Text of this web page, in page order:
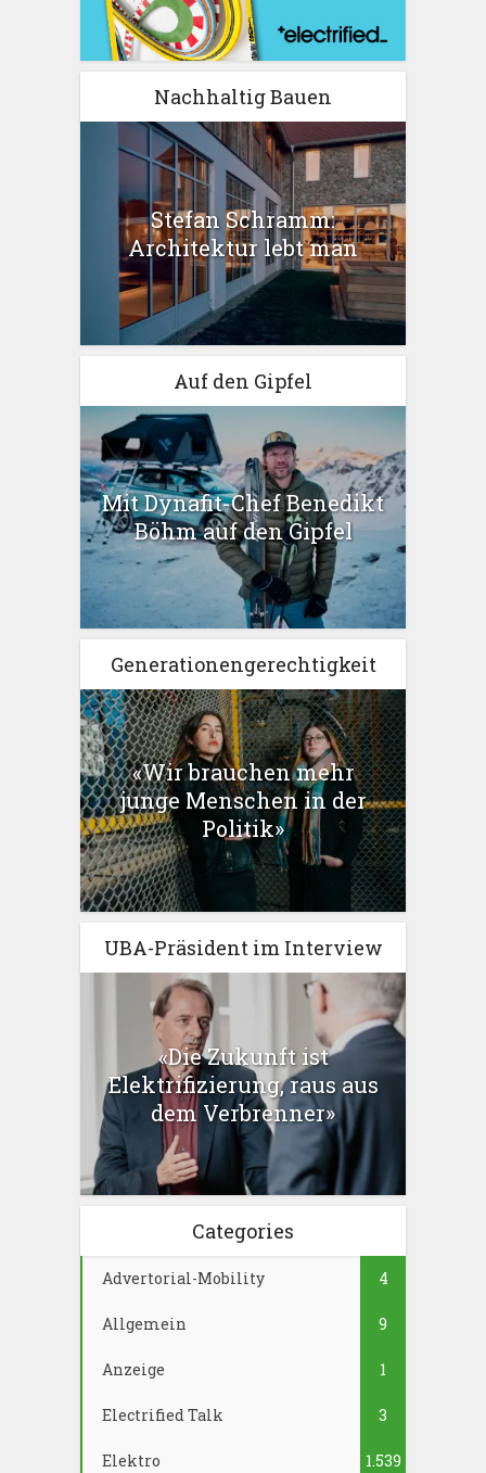
Nachhaltig Bauen
Stefan Schramm:
Architektur lebt man
Auf den Gipfel
Mit Dynafit-Chef Benedikt
Böhm auf den Gipfel
Generationengerechtigkeit
«Wir brauchen mehr
junge Menschen in der
Politik»
UBA-Präsident im Interview
«Die Zukunft ist
Elektrifizierung, raus aus
dem Verbrenner»
Categories
Advertorial-Mobility 4
Allgemein 9
Anzeige 1
Electrified Talk 3
Elektro 1.539